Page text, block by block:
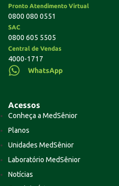
Pronto Atendimento Virtual
0800 080 0551
SAC
0800 605 5505
Central de Vendas
4000-1717
WhatsApp
Acessos
Conheça a MedSênior
Planos
Unidades MedSênior
Laboratório MedSênior
Notícias